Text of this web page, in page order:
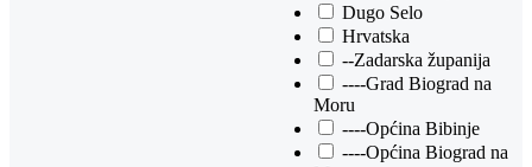
Dugo Selo
Hrvatska
--Zadarska županija
----Grad Biograd na
Moru
----Općina Bibinje
----Općina Biograd na